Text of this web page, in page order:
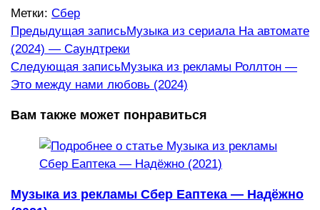
Метки: Сбер
Еще
статьи
Предыдущая записьМузыка из сериала На автомате
(2024) — Саундтреки
Следующая записьМузыка из рекламы Роллтон —
Это между нами любовь (2024)
Вам также может понравиться
Музыка из рекламы Сбер Еаптека — Надёжно